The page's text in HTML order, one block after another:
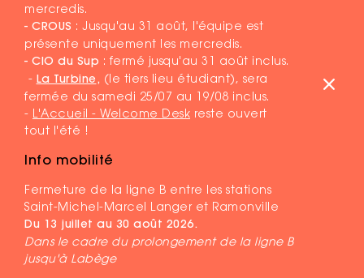
mercredis.
- CROUS : Jusqu'au 31 août, l'équipe est
présente uniquement les mercredis.
- CIO du Sup : fermé jusqu'au 31 août inclus.
- La Turbine, (le tiers lieu étudiant), sera
fermée du samedi 25/07 au 19/08 inclus.
- L'Accueil - Welcome Desk reste ouvert
tout l'été !
Info mobilité
Fermeture de la ligne B entre les stations
Saint-Michel-Marcel Langer et Ramonville
Du 13 juillet au 30 août 2026.
Dans le cadre du prolongement de la ligne B
jusqu'à Labège
MENTIONS LÉGALES
PLAN DU SITE
DR ©COMMUNAUTÉ D'UNIVERSITÉS ET ÉTABLISSEMENTS DE
TOULOUSE - 2026